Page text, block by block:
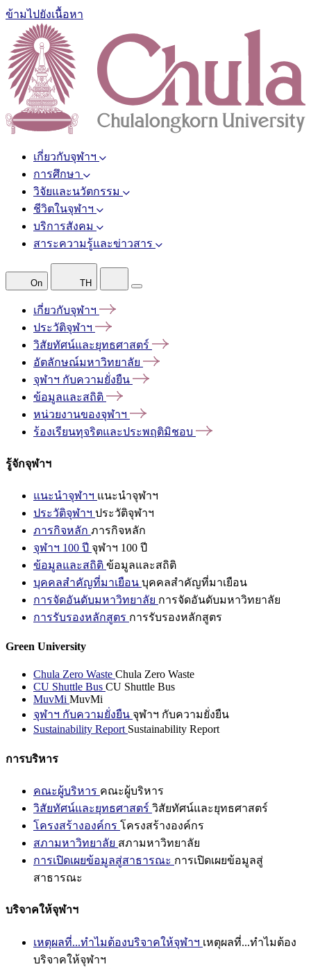
ข้ามไปยังเนื้อหา
เกี่ยวกับจุฬาฯ
การศึกษา
วิจัยและนวัตกรรม
ชีวิตในจุฬาฯ
บริการสังคม
สาระความรู้และข่าวสาร
On TH
เกี่ยวกับจุฬาฯ
ประวัติจุฬาฯ
วิสัยทัศน์และยุทธศาสตร์
อัตลักษณ์มหาวิทยาลัย
จุฬาฯ กับความยั่งยืน
ข้อมูลและสถิติ
หน่วยงานของจุฬาฯ
ร้องเรียนทุจริตและประพฤติมิชอบ
รู้จักจุฬาฯ
แนะนำจุฬาฯ แนะนำจุฬาฯ
ประวัติจุฬาฯ ประวัติจุฬาฯ
ภารกิจหลัก ภารกิจหลัก
จุฬาฯ 100 ปี จุฬาฯ 100 ปี
ข้อมูลและสถิติ ข้อมูลและสถิติ
บุคคลสำคัญที่มาเยือน บุคคลสำคัญที่มาเยือน
การจัดอันดับมหาวิทยาลัย การจัดอันดับมหาวิทยาลัย
การรับรองหลักสูตร การรับรองหลักสูตร
Green University
Chula Zero Waste Chula Zero Waste
CU Shuttle Bus CU Shuttle Bus
MuvMi MuvMi
จุฬาฯ กับความยั่งยืน จุฬาฯ กับความยั่งยืน
Sustainability Report Sustainability Report
การบริหาร
คณะผู้บริหาร คณะผู้บริหาร
วิสัยทัศน์และยุทธศาสตร์ วิสัยทัศน์และยุทธศาสตร์
โครงสร้างองค์กร โครงสร้างองค์กร
สภามหาวิทยาลัย สภามหาวิทยาลัย
การเปิดเผยข้อมูลสู่สาธารณะ การเปิดเผยข้อมูลสู่
สาธารณะ
บริจาคให้จุฬาฯ
เหตุผลที่...ทำไมต้องบริจาคให้จุฬาฯ เหตุผลที่...ทำไมต้อง
บริจาคให้จุฬาฯ